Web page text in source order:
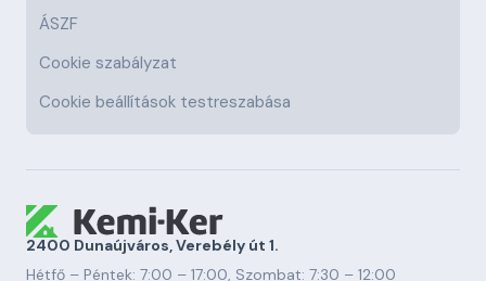
ÁSZF
Cookie szabályzat
Cookie beállítások testreszabása
2400 Dunaújváros, Verebély út 1.
Hétfő – Péntek: 7:00 – 17:00, Szombat: 7:30 – 12:00